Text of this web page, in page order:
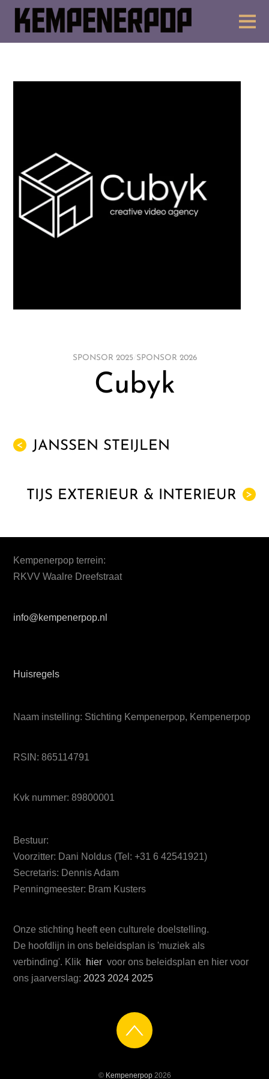
SPONSOR 2025 SPONSOR 2026
Cubyk
< JANSSEN STEIJLEN
>
TIJS EXTERIEUR & INTERIEUR
Kempenerpop terrein:
RKVV Waalre Dreefstraat
info@kempenerpop.nl
Huisregels
Naam instelling: Stichting Kempenerpop, Kempenerpop
RSIN: 865114791
Kvk nummer: 89800001
Bestuur:
Voorzitter: Dani Noldus (Tel: +31 6 42541921)
Secretaris: Dennis Adam
Penningmeester: Bram Kusters
Onze stichting heeft een culturele doelstelling.
De hoofdlijn in ons beleidsplan is 'muziek als
verbinding'. Klik hier voor ons beleidsplan en hier voor
ons jaarverslag: 2023 2024 2025
© Kempenerpop2026